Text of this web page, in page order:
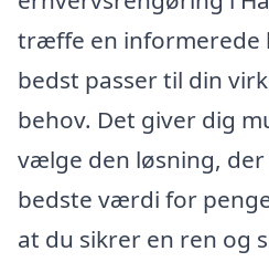
træffe en informerede
bedst passer til din
behov. Det giver dig
vælge den løsning,
bedste værdi for
at du sikrer en ren og